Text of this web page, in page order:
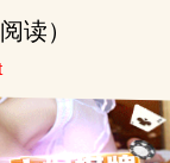
读）